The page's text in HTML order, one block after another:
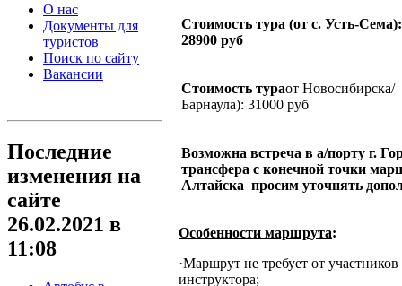
О нас
Документы для
туристов
Поиск по сайту
Вакансии
Последние
изменения на
сайте
26.02.2021 в
11:08
Стоимость тура (от с. Усть-Сема):
28900 руб
Стоимость тураот Новосибирска/
Барнаула): 31000 руб
Возможна встреча в а/порту г.
трансфера с конечной точки
Алтайска просим уточнять
Особенности маршрута:
·Маршрут не требует от
инструктора;